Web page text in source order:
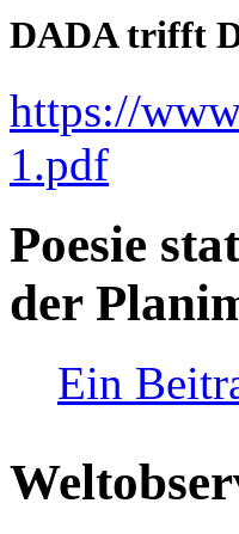
DADA trifft
https://
1.pdf
Poesie
der
Ein